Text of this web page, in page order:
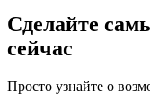
Сделайте
сейчас
Просто узнайте о